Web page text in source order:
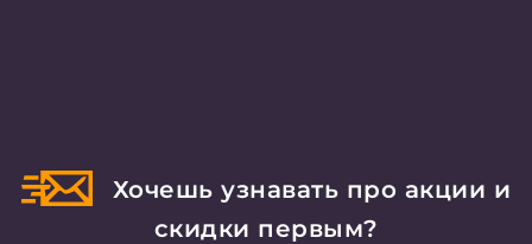
Хочешь узнавать про акции и
скидки первым?